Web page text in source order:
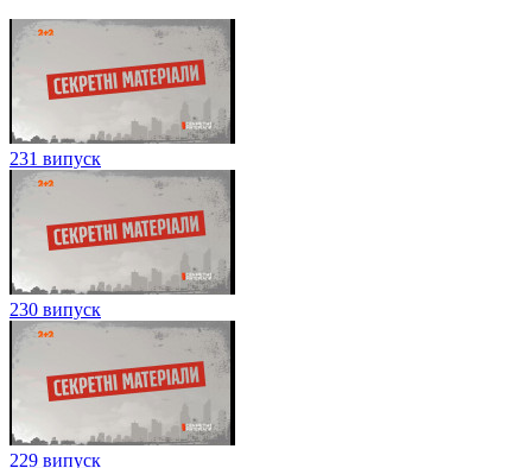
231 випуск
230 випуск
229 випуск